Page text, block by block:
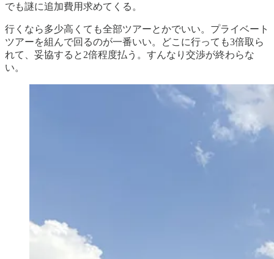
でも謎に追加費用求めてくる。
行くなら多少高くても全部ツアーとかでいい。プライベート
ツアーを組んで回るのが一番いい。どこに行っても3倍取ら
れて、妥協すると2倍程度払う。すんなり交渉が終わらな
い。